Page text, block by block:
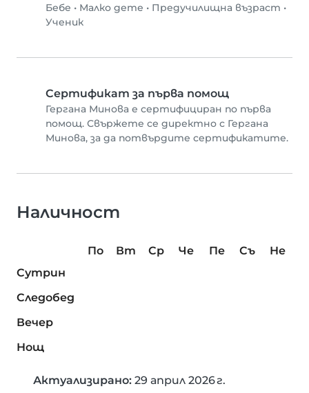
Бебе • Малко дете • Предучилищна възраст •
Ученик
Сертификат за първа помощ
Гергана Минова е сертифициран по първа
помощ. Свържете се директно с Гергана
Минова, за да потвърдите сертификатите.
Наличност
По Вт Ср Че Пе Съ
Не
Сутрин
Следобед
Вечер
Нощ
Актуализирано: 29 април 2026 г.